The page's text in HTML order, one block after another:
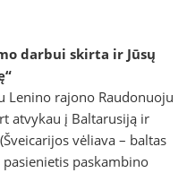
darbui skirta ir Jūsų
Lenino rajono Raudonuoju
atvykau į Baltarusiją ir
vėliava – baltas
paskambino